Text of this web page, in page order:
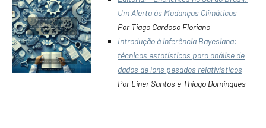
Um Alerta às Mudanças Climáticas
Por Tiago Cardoso Floriano
Introdução à inferência Bayesiana:
técnicas estatísticas para análise de
dados de íons pesados relativísticos
Por Liner Santos e Thiago Domingues